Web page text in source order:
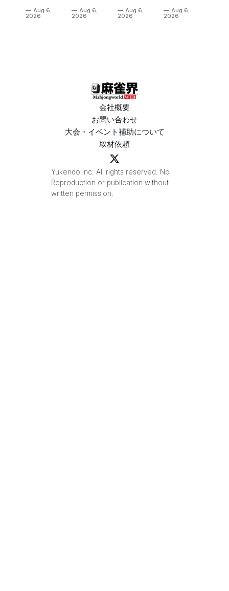
予選出場企
Aug 6,
2026
決定！Bリ
Aug 6,
2026
場は3人麻雀
Aug 6,
2026
節は、3トッ
Aug 6,
2026
会社概要
お問い合わせ
大会・イベント補助について
取材依頼
Yukendo Inc. All rights reserved. No
Reproduction or publication without
written permission.